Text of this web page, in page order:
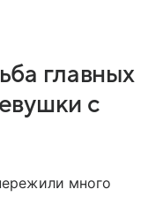
главных
с
много